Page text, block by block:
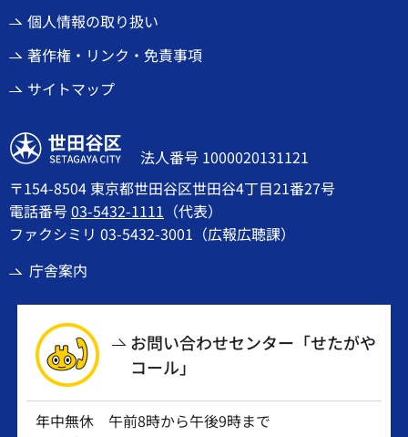
個人情報の取り扱い
著作権・リンク・免責事項
サイトマップ
世田谷区
法人番号 1000020131121
〒154-8504 東京都世田谷区世田谷4丁目21番27号
電話番号03-5432-1111 （代表）
ファクシミリ 03-5432-3001（広報広聴課）
庁舎案内
お問い合わせセンター「せたがや
コール」
年中無休 午前8時から午後9時まで